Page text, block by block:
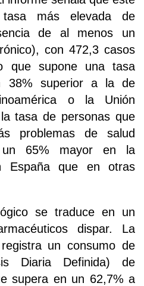
más elevada de
de al menos un
con 472,3 casos
que supone una tasa
38% superior a la de
o la Unión
tasa de personas que
problemas de salud
65% mayor en la
España que en otras
se traduce en un
dispar. La
un consumo de
Diaria Definida) de
supera en un 62,7% a